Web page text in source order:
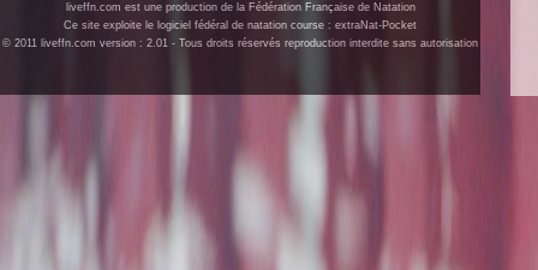
liveffn.com est une production de la Fédération Française de Natation
Ce site exploite le logiciel fédéral de natation course : extraNat-Pocket
© 2011 liveffn.com version : 2.01 - Tous droits réservés reproduction interdite sans autorisation